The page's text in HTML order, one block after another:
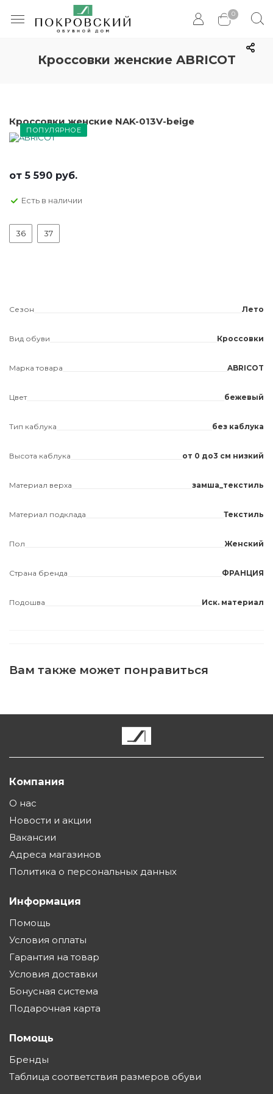
0
Кроссовки женские ABRICOT
ПОПУЛЯРНОЕ
Кроссовки женские NAK-013V-beige
от5 590 руб.
Есть в наличии
36 37
Сезон Лето
Вид обуви Кроссовки
Марка товара ABRICOT
Цвет бежевый
Тип каблука без каблука
Высота каблука от 0 до3 см низкий
Материал верха замша_текстиль
Материал подклада Текстиль
Пол Женский
Страна бренда ФРАНЦИЯ
Подошва Иск. материал
Вам также может понравиться
Компания
О нас
Новости и акции
Вакансии
Адреса магазинов
Политика о персональных данных
Информация
Помощь
Условия оплаты
Гарантия на товар
Условия доставки
Бонусная система
Подарочная карта
Помощь
Бренды
Таблица соответствия размеров обуви